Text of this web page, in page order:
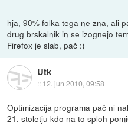
hja, 90% folka tega ne zna, ali
drug brskalnik in se izognejo
Firefox je slab, pač :)
Utk
:: 12. jun 2010, 09:58
Optimizacija programa pač ni
21. stoletju kdo na to sploh